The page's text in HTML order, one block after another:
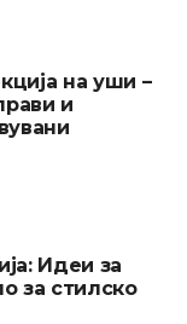
на уши –
и
Идеи за
за стилско